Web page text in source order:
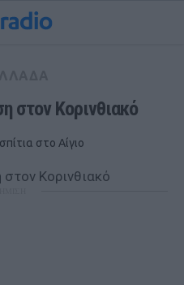
στον Κορινθιακό
στο Αίγιο